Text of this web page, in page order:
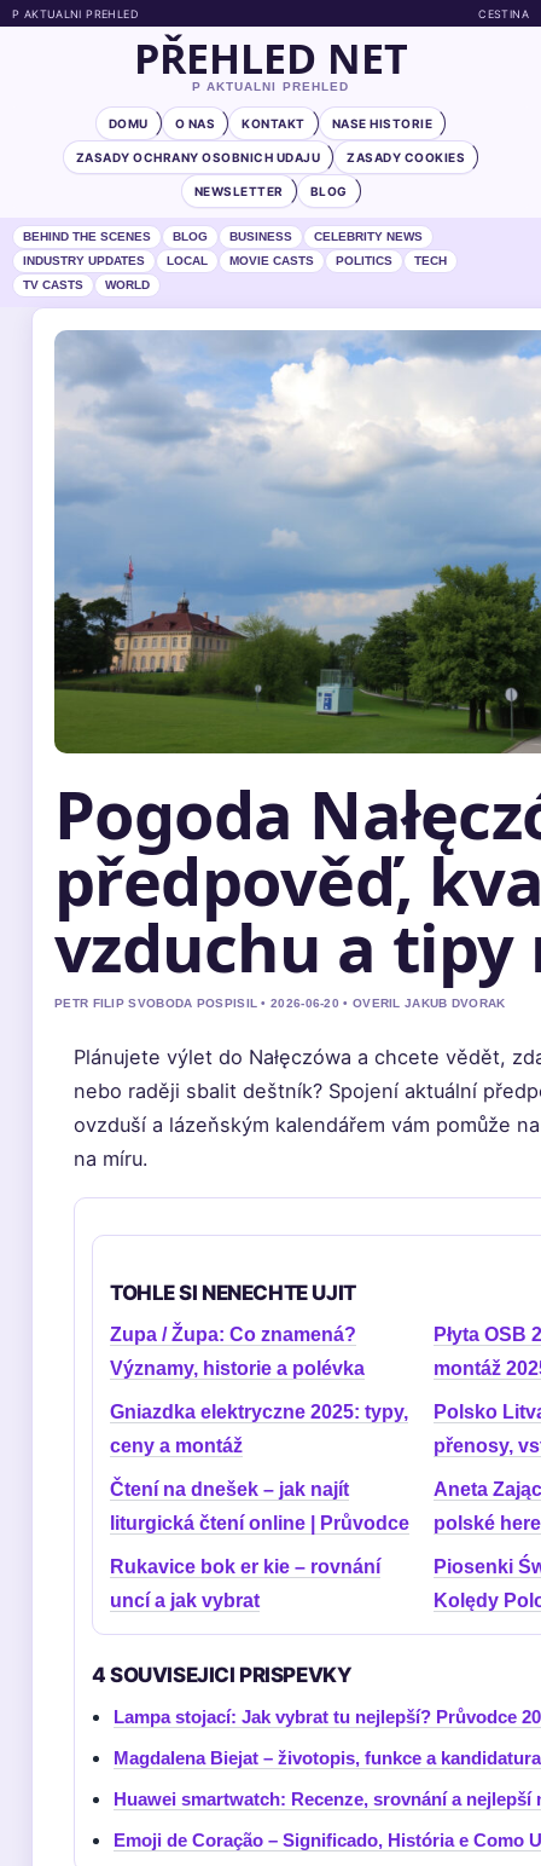
P AKTUALNI PREHLED CESTINA
PŘEHLED NET
P AKTUALNI PREHLED
DOMU O NAS KONTAKT NASE HISTORIE
ZASADY OCHRANY OSOBNICH UDAJU ZASADY COOKIES
NEWSLETTER BLOG
BEHIND THE SCENES BLOG BUSINESS
CELEBRITY NEWS
INDUSTRY UPDATES
LOCAL MOVIE CASTS POLITICS
TECH
TV CASTS
WORLD
Pogoda
předpověď,
vzduchu a tipy
PETR FILIP SVOBODA POSPISIL • 2026-06-20 • OVERIL JAKUB DVORAK
Plánujete výlet do Nałęczówa a chcete vědět,
nebo raději sbalit deštník? Spojení aktuální
ovzduší a lázeňským kalendářem vám pomůže
na míru.
TOHLE SI NENECHTE UJIT
Zupa / Župa: Co znamená?
Významy, historie a polévka
Płyta OSB
montáž
Gniazdka elektryczne 2025: typy,
ceny a montáž
Polsko
přenosy,
Čtení na dnešek – jak najít
liturgická čtení online | Průvodce
Aneta
polské
Rukavice bok er kie – rovnání
uncí a jak vybrat
Piosenki
Kolędy
4 SOUVISEJICI PRISPEVKY
Lampa stojací: Jak vybrat tu nejlepší? Průvodce
Magdalena Biejat – životopis, funkce a
Huawei smartwatch: Recenze, srovnání a nejlepší
Emoji de Coração – Significado, História e Como